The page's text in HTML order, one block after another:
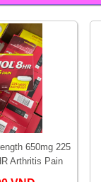
650mg 225
Arthritis Pain